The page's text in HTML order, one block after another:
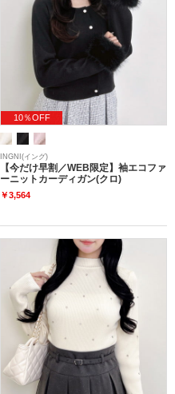
10％OFF
INGNI(イング)
【今だけ早割／WEB限定】袖エコファ
ーニットカーディガン(クロ)
￥3,564